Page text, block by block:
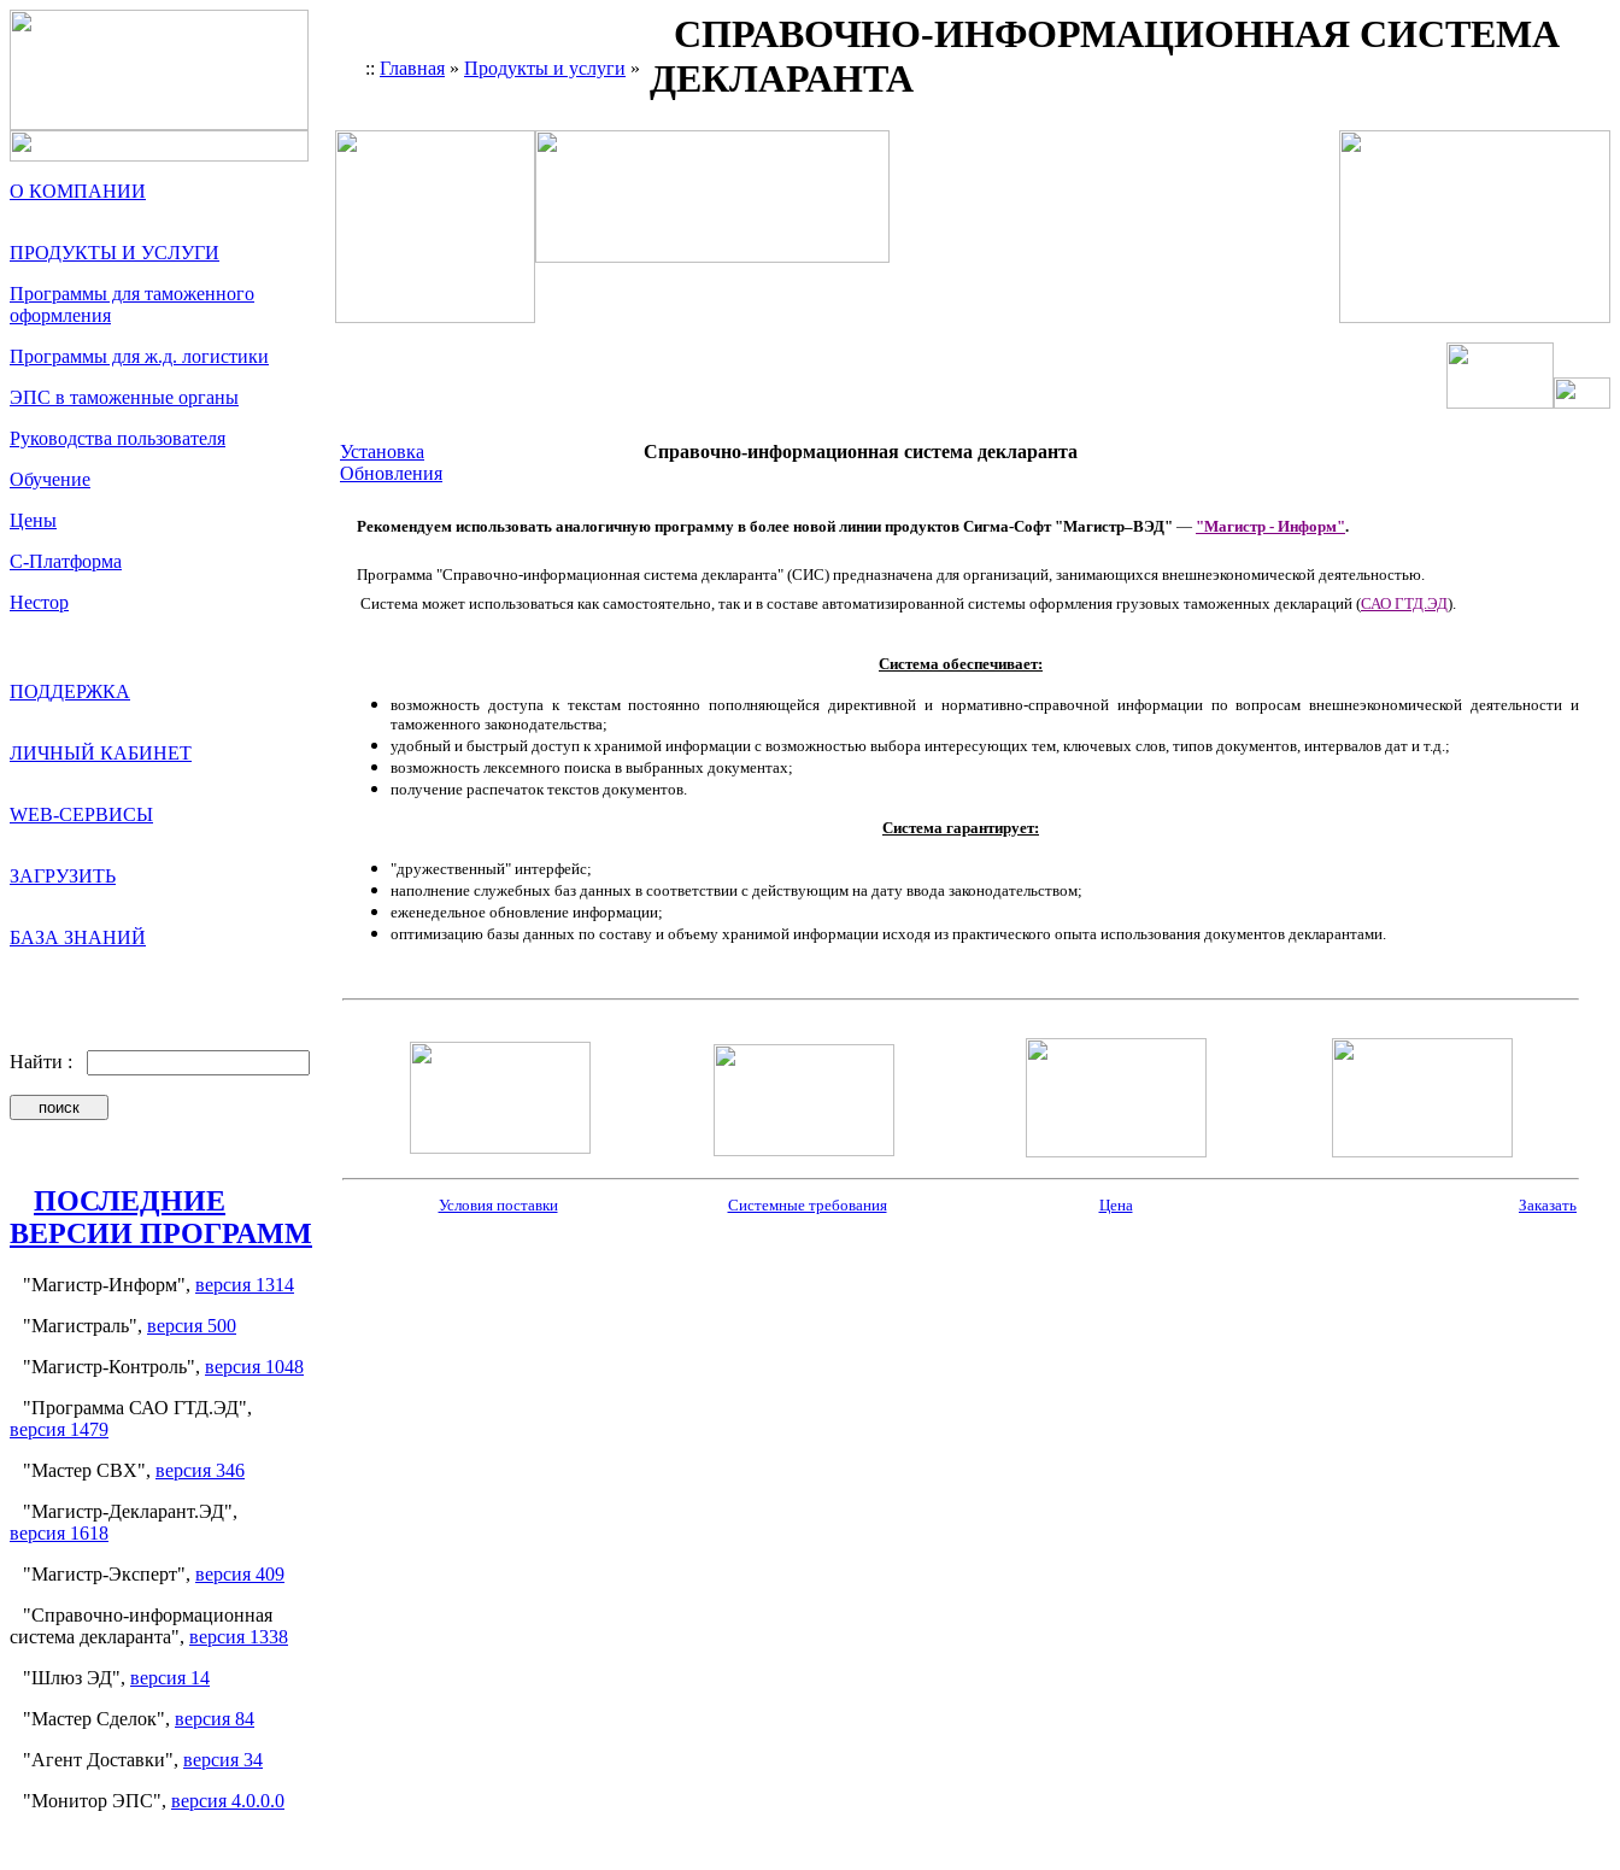
:: Главная » Продукты и услуги »
СПРАВОЧНО-ИНФОРМАЦИОННАЯ СИСТЕМА
ДЕКЛАРАНТА
О КОМПАНИИ
ПРОДУКТЫ И УСЛУГИ
Программы для таможенного
оформления
Программы для ж.д. логистики
ЭПС в таможенные органы
Руководства пользователя
Обучение
Цены
С-Платформа
Нестор
ПОДДЕРЖКА
ЛИЧНЫЙ КАБИНЕТ
WEB-СЕРВИСЫ
ЗАГРУЗИТЬ
БАЗА ЗНАНИЙ
Найти :
ПОСЛЕДНИЕ
ВЕРСИИ ПРОГРАММ
"Магистр-Информ", версия 1314
"Магистраль", версия 500
"Магистр-Контроль", версия 1048
"Программа САО ГТД.ЭД",
версия 1479
"Мастер СВХ", версия 346
"Магистр-Декларант.ЭД",
версия 1618
"Магистр-Эксперт", версия 409
"Справочно-информационная
система декларанта", версия 1338
"Шлюз ЭД", версия 14
"Мастер Сделок", версия 84
"Агент Доставки", версия 34
"Монитор ЭПС", версия 4.0.0.0
Установка
Обновления
Справочно-информационная система декларанта
Рекомендуем использовать аналогичную программу в более новой линии продуктов Сигма-Софт "Магистр–ВЭД" — "Магистр - Информ".
Программа "Cправочно-информационная система декларанта" (СИС) предназначена для организаций, занимающихся внешнеэкономической деятельностью.
Система может использоваться как самостоятельно, так и в составе автоматизированной системы оформления грузовых таможенных деклараций (САО ГТД.ЭД).
Система обеспечивает:
возможность доступа к текстам постоянно пополняющейся директивной и нормативно-справочной информации по вопросам внешнеэкономической деятельности и
таможенного законодательства;
удобный и быстрый доступ к хранимой информации с возможностью выбора интересующих тем, ключевых слов, типов документов, интервалов дат и т.д.;
возможность лексемного поиска в выбранных документах;
получение распечаток текстов документов.
Система гарантирует:
"дружественный" интерфейс;
наполнение служебных баз данных в соответствии с действующим на дату ввода законодательством;
еженедельное обновление информации;
оптимизацию базы данных по составу и объему хранимой информации исходя из практического опыта использования документов декларантами.
Условия поставки Системные требования Цена Заказать